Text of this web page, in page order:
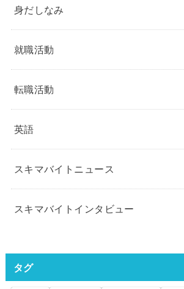
身だしなみ
就職活動
転職活動
英語
スキマバイトニュース
スキマバイトインタビュー
タグ